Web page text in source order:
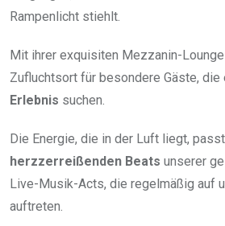
Rampenlicht stiehlt.
Mit ihrer exquisiten Mezzanin-
Zufluchtsort für besondere Gäste, die
Erlebnis suchen.
Die Energie, die in der Luft liegt,
herzzerreißenden Beats unserer
Live-Musik-Acts, die regelmäßig auf
auftreten.